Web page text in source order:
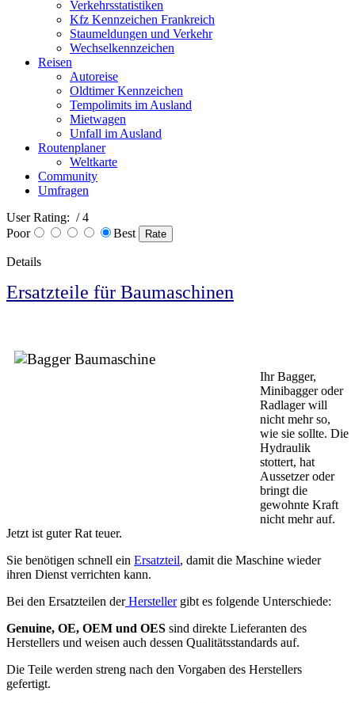
Verkehrsstatistiken
Kfz Kennzeichen Frankreich
Staumeldungen und Verkehr
Wechselkennzeichen
Reisen
Autoreise
Oldtimer Kennzeichen
Tempolimits im Ausland
Mietwagen
Unfall im Ausland
Routenplaner
Weltkarte
Community
Umfragen
User Rating: / 4
Poor
Best
Details
Ersatzteile für Baumaschinen
Ihr Bagger,
Minibagger oder
Radlager will
nicht mehr so,
wie sie sollte. Die
Hydraulik
stottert, hat
Aussetzer oder
bringt die
gewohnte Kraft
nicht mehr auf.
Jetzt ist guter Rat teuer.
Sie benötigen schnell ein Ersatzteil, damit die Maschine wieder
ihren Dienst verrichten kann.
Bei den Ersatzteilen derHerstellergibt es folgende Unterschiede:
Genuine, OE, OEM und OES sind direkte Lieferanten des
Herstellers und weisen auch dessen Qualitätsstandards auf.
Die Teile werden streng nach den Vorgaben des Herstellers
gefertigt.